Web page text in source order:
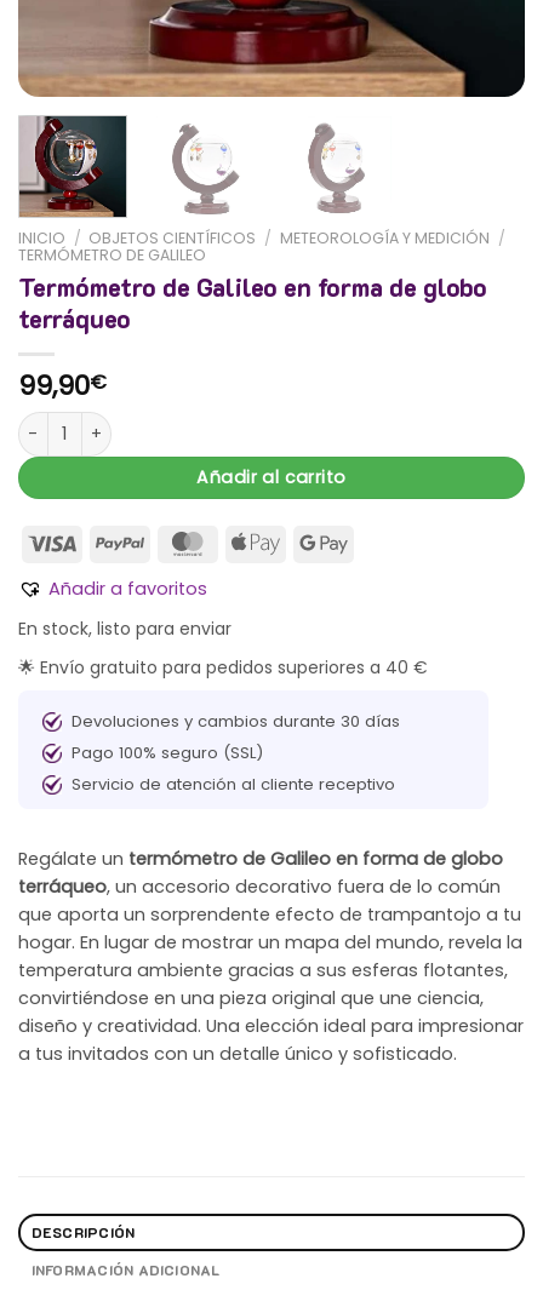
INICIO / OBJETOS CIENTÍFICOS / METEOROLOGÍA Y MEDICIÓN /
TERMÓMETRO DE GALILEO
Termómetro de Galileo en forma de globo
terráqueo
99,90€
Termómetro de Galileo en forma de globo terráqueo cantidad
Añadir al carrito
Añadir a favoritos
En stock, listo para enviar
🌟 Envío gratuito para pedidos superiores a 40 €
Devoluciones y cambios durante 30 días
Pago 100% seguro (SSL)
Servicio de atención al cliente receptivo
Regálate un termómetro de Galileo en forma de globo
terráqueo, un accesorio decorativo fuera de lo común
que aporta un sorprendente efecto de trampantojo a tu
hogar. En lugar de mostrar un mapa del mundo, revela la
temperatura ambiente gracias a sus esferas flotantes,
convirtiéndose en una pieza original que une ciencia,
diseño y creatividad. Una elección ideal para impresionar
a tus invitados con un detalle único y sofisticado.
DESCRIPCIÓN
INFORMACIÓN ADICIONAL